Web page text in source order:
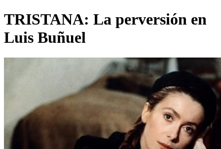
TRISTANA: La perversión en
Luis Buñuel